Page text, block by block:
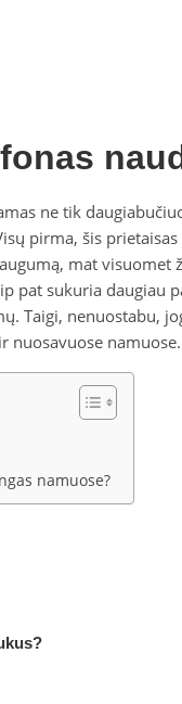
ne tik
pirma, šis
mat
pat sukuria daugiau
Taigi, nenuostabu,
nuosavuose namuose.
namuose?